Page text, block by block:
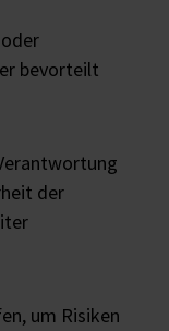
bevorteilt
der
um Risiken